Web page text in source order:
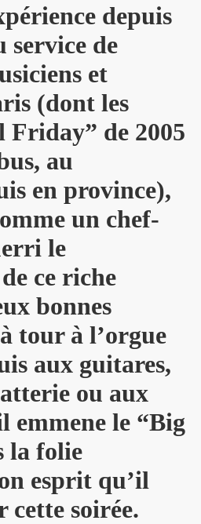
depuis
service de
et
(dont les
Friday” de 2005
au
en province),
un chef-
le
ce riche
bonnes
tour à l’orgue
aux guitares,
ou aux
emmene le “Big
la folie
esprit qu’il
cette soirée.
dans "Liberation" (19 et
(novembre 2019), par
par JEAN WILLIAM
produit par RENAUD) de
dans le mensuel "Causeur"
pour la promotion de son
assassine") le 10 juillet
son miniconcert "Tendre
a la Maroquinerie (Paris) :
les 29 mars + 4 et 5 avril
POUPAUD.
suite de l enregistrement de
album "J'ai quelque
2018 a La Seine Musicale
pour l enregistrement de